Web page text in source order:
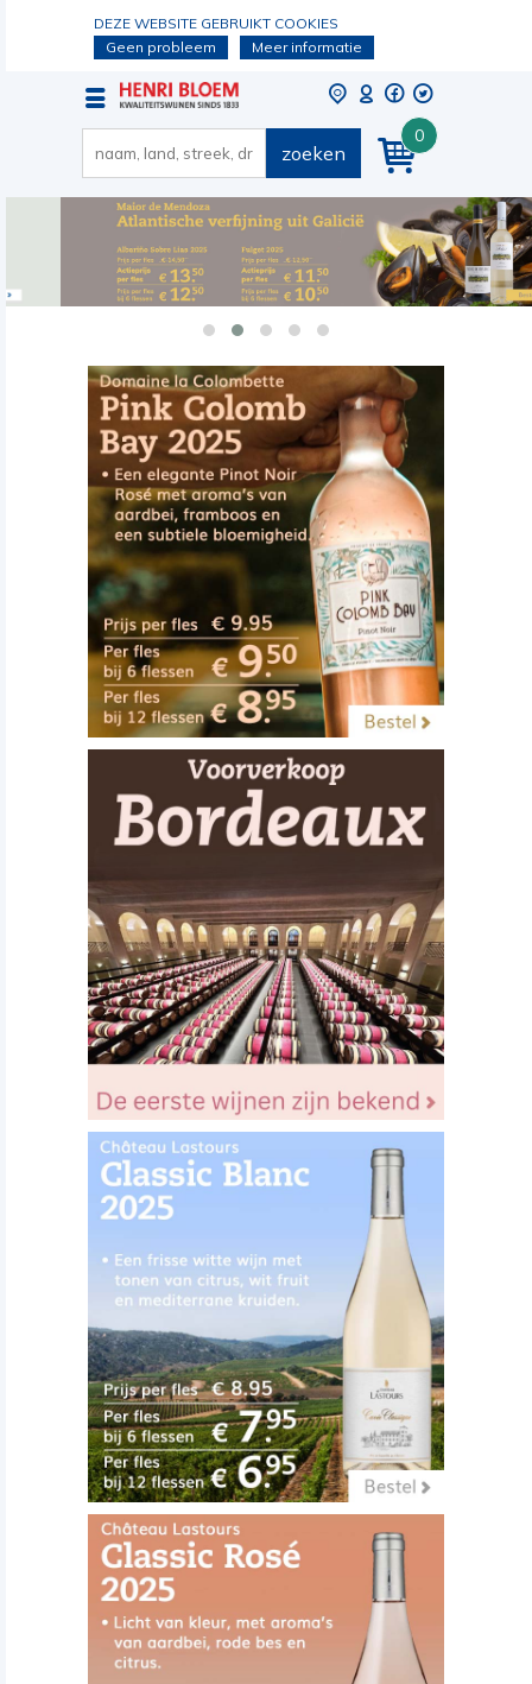
DEZE WEBSITE GEBRUIKT COOKIES
Geen probleem
Meer informatie
0
zoeken